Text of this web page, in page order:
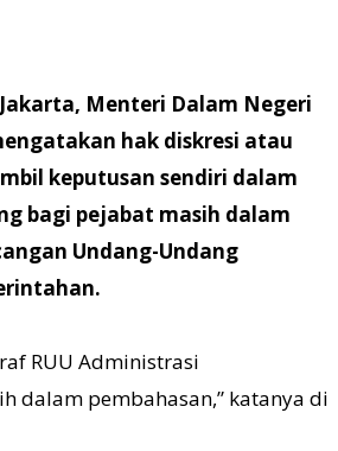
Jakarta, Menteri Dalam Negeri
hak diskresi atau
keputusan sendiri dalam
bagi pejabat masih dalam
Undang-Undang
RUU Administrasi
dalam pembahasan,” katanya di